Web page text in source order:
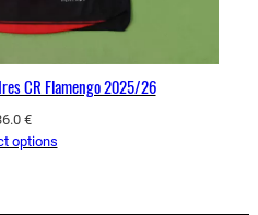
CR Flamengo 2025/26
€
options